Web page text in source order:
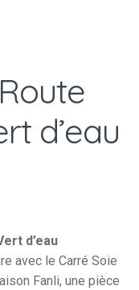
d’eau
d’eau
avec le Carré Soie
Fanli, une pièce